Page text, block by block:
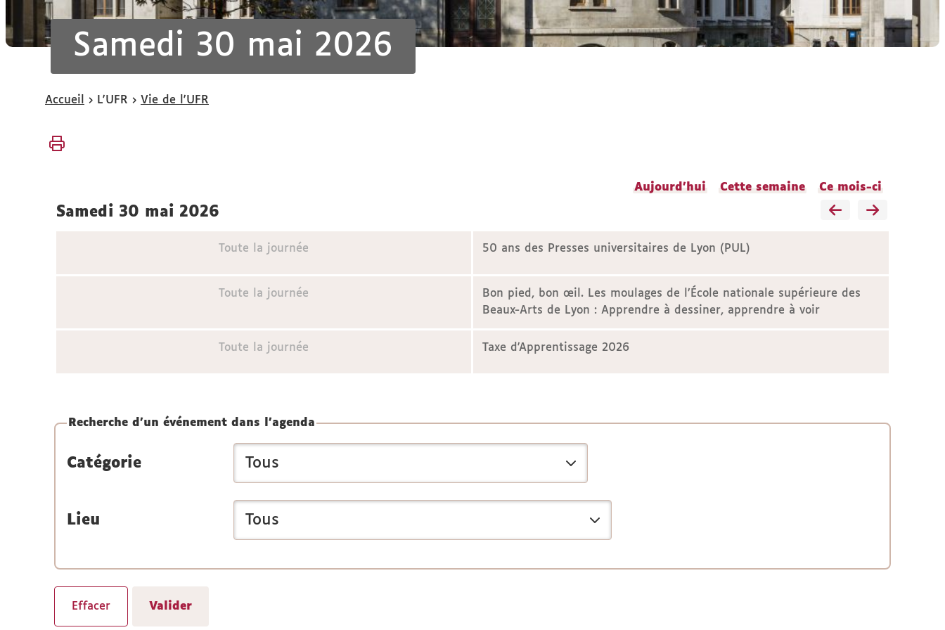
Samedi 30 mai 2026
Vous
ici :
Accueil L'UFR Vie de l'UFR
Aujourd'hui Cette semaine Ce mois-ci
samedi 30 mai 2026
Toute la journée 50 ans des Presses universitaires de Lyon (PUL)
Toute la journée
Bon pied, bon œil. Les moulages de l’École nationale supérieure des
Beaux-Arts de Lyon : Apprendre à dessiner, apprendre à voir
Toute la journée Taxe d'Apprentissage 2026
Recherche d'un événement dans l'agenda
Catégorie
Lieu